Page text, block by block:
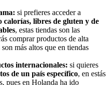
si prefieres acceder a
calorías, libres de gluten y de
, estas tiendas son las
comprar productos de alta
más altos que en tiendas
internacionales: si quieres
de un país específico, en estás
pues en Holanda ha ido